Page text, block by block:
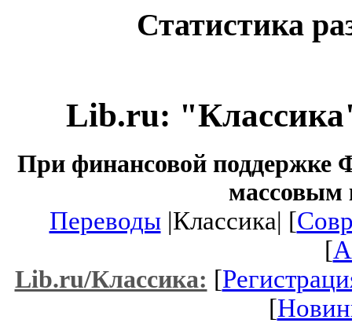
Статистика
Lib.ru:
При финансовой поддержке
массовым
Переводы|Классика| [
[
Lib.ru/Классика: [
[